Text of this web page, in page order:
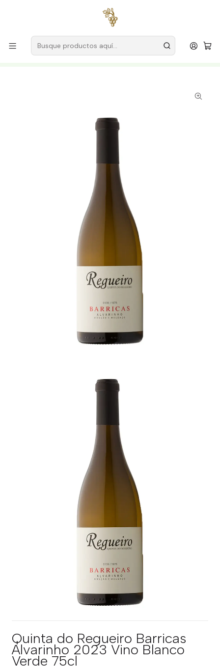
para pedidos superiores a
Productores
Vino Verde (Monção & Melgaço)
Quinta do Regueiro
Quinta do Regueiro Barricas Alvarinho 2023 Vino Blanco
Verde 75cl
Quinta do Regueiro Barricas
Alvarinho 2023 Vino Blanco
Verde 75cl